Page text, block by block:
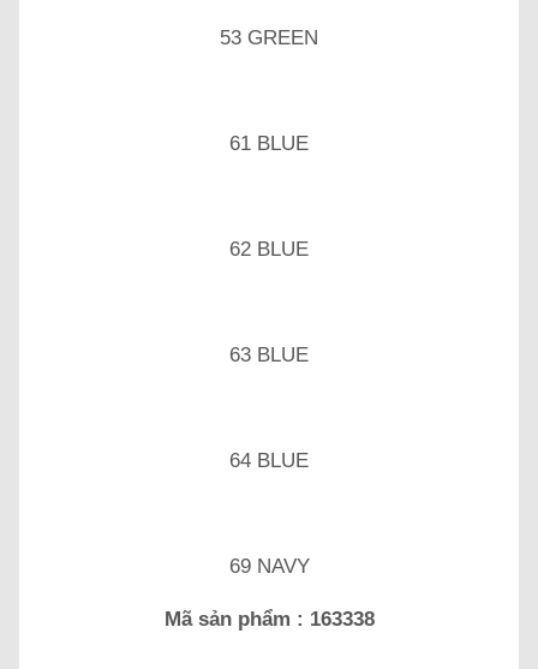
53 GREEN
61 BLUE
62 BLUE
63 BLUE
64 BLUE
69 NAVY
Mã sản phẩm : 163338